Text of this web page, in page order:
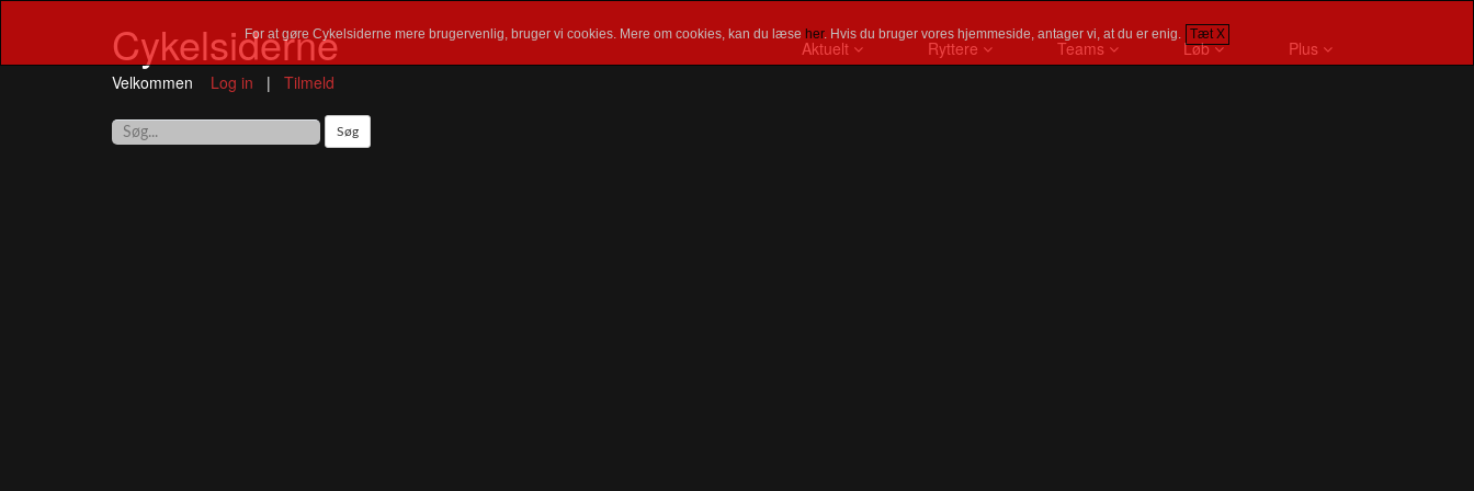
For at gøre Cykelsiderne mere brugervenlig, bruger vi cookies. Mere om cookies, kan du læse her. Hvis du bruger vores hjemmeside, antager vi, at du er enig. Tæt X
Cykelsiderne
Velkommen Log in | Tilmeld
Aktuelt Ryttere Teams Løb Plus